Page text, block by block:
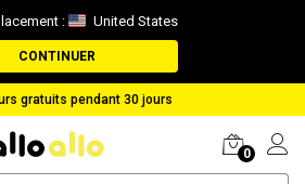
: United States
CONTINUER
en cas de perte de colis
0